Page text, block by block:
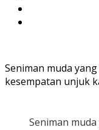
Seniman muda
kesempatan unjuk
Seniman